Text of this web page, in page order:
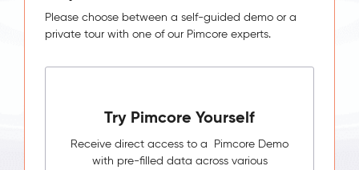
Please choose between a self-guided demo or a
private tour with one of our Pimcore experts.
Try Pimcore Yourself
Receive direct access to a Pimcore Demo
with pre-filled data across various